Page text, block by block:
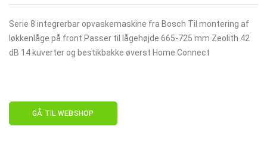
Serie 8 integrerbar opvaskemaskine fra Bosch Til montering af
løkkenlåge på front Passer til lågehøjde 665-725 mm Zeolith 42
dB 14 kuverter og bestikbakke øverst Home Connect
GÅ TIL WEBSHOP